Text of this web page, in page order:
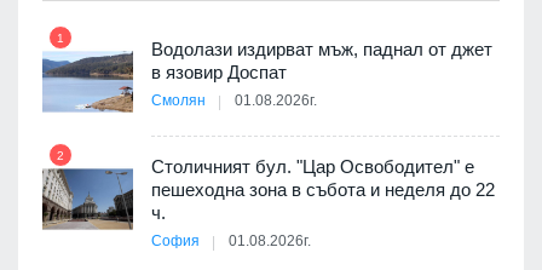
1
Водолази издирват мъж, паднал от джет
в язовир Доспат
Смолян 01.08.2026г.
2
Столичният бул. "Цар Освободител" е
пешеходна зона в събота и неделя до 22
ч.
София 01.08.2026г.